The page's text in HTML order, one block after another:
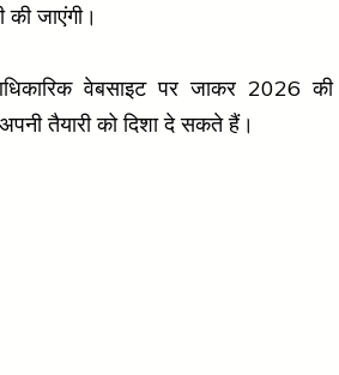
की जाएंगी।
वेबसाइट पर जाकर 2026 की
तैयारी को दिशा दे सकते हैं।